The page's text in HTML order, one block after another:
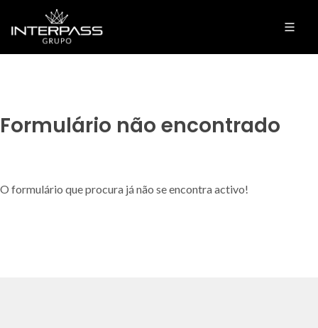
Formulário não encontrado
O formulário que procura já não se encontra activo!